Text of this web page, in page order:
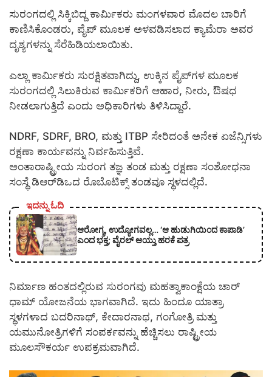
ಸುರಂಗದಲ್ಲಿ ಸಿಕ್ಕಿಬಿದ್ದ ಕಾರ್ಮಿಕರು ಮಂಗಳವಾರ ಮೊದಲ ಬಾರಿಗೆ
ಕಾಣಿಸಿಕೊಂಡರು, ಪೈಪ್ ಮೂಲಕ ಅಳವಡಿಸಲಾದ ಕ್ಯಾಮೆರಾ ಅವರ
ದೃಶ್ಯಗಳನ್ನು ಸೆರೆಹಿಡಿಯಲಾಯಿತು.
ಎಲ್ಲಾ ಕಾರ್ಮಿಕರು ಸುರಕ್ಷಿತವಾಗಿದ್ದು, ಉಕ್ಕಿನ ಪೈಪ್‌ಗಳ ಮೂಲಕ
ಸುರಂಗದಲ್ಲಿ ಸಿಲುಕಿರುವ ಕಾರ್ಮಿಕರಿಗೆ ಆಹಾರ, ನೀರು, ಔಷಧ
ನೀಡಲಾಗುತ್ತಿದೆ ಎಂದು ಅಧಿಕಾರಿಗಳು ತಿಳಿಸಿದ್ದಾರೆ.
NDRF, SDRF, BRO, ಮತ್ತು ITBP ಸೇರಿದಂತೆ ಅನೇಕ ಏಜೆನ್ಸಿಗಳು
ರಕ್ಷಣಾ ಕಾರ್ಯವನ್ನು ನಿರ್ವಹಿಸುತ್ತಿವೆ.
ಅಂತಾರಾಷ್ಟ್ರೀಯ ಸುರಂಗ ತಜ್ಞ ತಂಡ ಮತ್ತು ರಕ್ಷಣಾ ಸಂಶೋಧನಾ
ಸಂಸ್ಥೆ ಡಿಆರ್‌ಡಿಒದ ರೊಬೊಟಿಕ್ಸ್ ತಂಡವೂ ಸ್ಥಳದಲ್ಲಿದೆ.
ಇದನ್ನು ಓದಿ
ಆರೋಗ್ಯ, ಉದ್ಯೋಗವಲ್ಲ… ‘ಆ ಹುಡುಗಿಯಿಂದ ಕಾಪಾಡಿ’
ಎಂದ ಭಕ್ತ; ವೈರಲ್ ಆಯ್ತು ಹರಕೆ ಪತ್ರ
ನಿರ್ಮಾಣ ಹಂತದಲ್ಲಿರುವ ಸುರಂಗವು ಮಹತ್ವಾಕಾಂಕ್ಷೆಯ ಚಾರ್
ಧಾಮ್ ಯೋಜನೆಯ ಭಾಗವಾಗಿದೆ. ಇದು ಹಿಂದೂ ಯಾತ್ರಾ
ಸ್ಥಳಗಳಾದ ಬದರಿನಾಥ್, ಕೇದಾರನಾಥ, ಗಂಗೋತ್ರಿ ಮತ್ತು
ಯಮುನೋತ್ರಿಗಳಿಗೆ ಸಂಪರ್ಕವನ್ನು ಹೆಚ್ಚಿಸಲು ರಾಷ್ಟ್ರೀಯ
ಮೂಲಸೌಕರ್ಯ ಉಪಕ್ರಮವಾಗಿದೆ.